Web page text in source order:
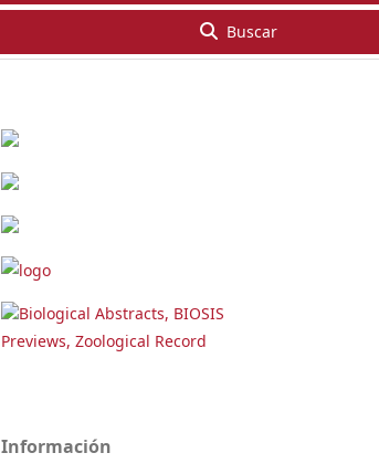
Buscar
Biological Abstracts, BIOSIS
Previews, Zoological Record
Información